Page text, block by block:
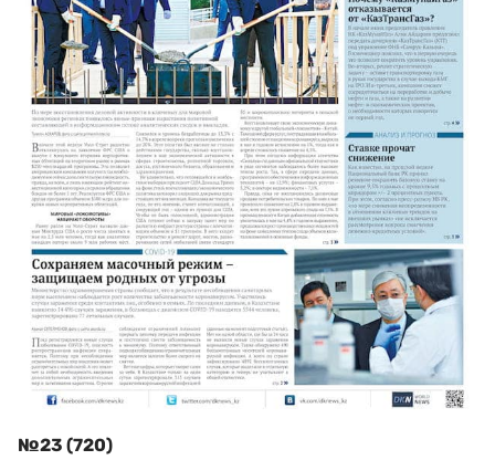
№23 (720)